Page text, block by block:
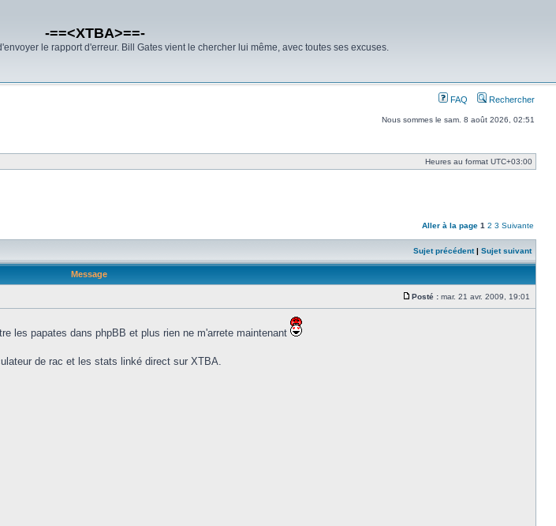
-==<XTBA>==-
le rapport d'erreur. Bill Gates vient le chercher lui même, avec toutes ses excuses.
FAQ Rechercher
Nous sommes le sam. 8 août 2026, 02:51
Heures au format UTC+03:00
Aller à la page 1 2 3 Suivante
Sujet précédent| Sujet suivant
Message
Posté : mar. 21 avr. 2009, 19:01
les papates dans phpBB et plus rien ne m'arrete maintenant
de rac et les stats linké direct sur XTBA.